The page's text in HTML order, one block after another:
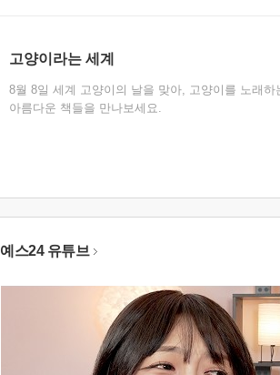
고양이라는 세계
8월 8일 세계 고양이의 날을 맞아, 고양이를 노래하
아름다운 책들을 만나보세요.
예스24 유튜브